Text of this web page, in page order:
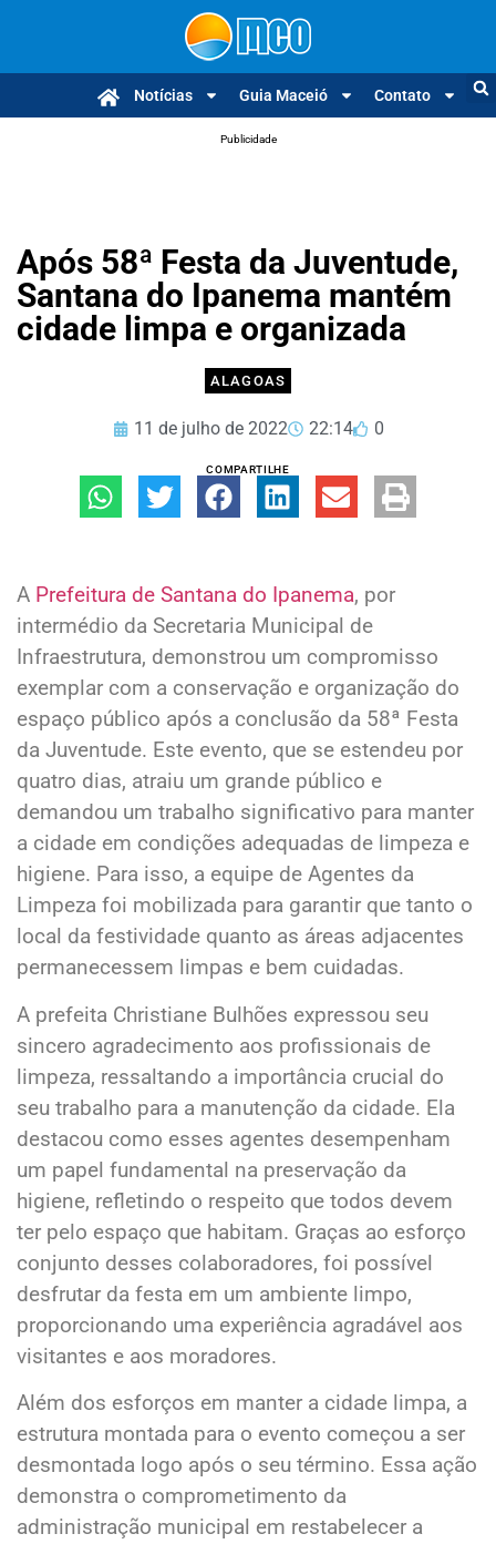
Notícias Guia Maceió Contato
Publicidade
Após 58ª Festa da Juventude,
Santana do Ipanema mantém
cidade limpa e organizada
ALAGOAS
11 de julho de 2022 22:14 0
COMPARTILHE
A Prefeitura de Santana do Ipanema, por
intermédio da Secretaria Municipal de
Infraestrutura, demonstrou um compromisso
exemplar com a conservação e organização do
espaço público após a conclusão da 58ª Festa
da Juventude. Este evento, que se estendeu por
quatro dias, atraiu um grande público e
demandou um trabalho significativo para manter
a cidade em condições adequadas de limpeza e
higiene. Para isso, a equipe de Agentes da
Limpeza foi mobilizada para garantir que tanto o
local da festividade quanto as áreas adjacentes
permanecessem limpas e bem cuidadas.
A prefeita Christiane Bulhões expressou seu
sincero agradecimento aos profissionais de
limpeza, ressaltando a importância crucial do
seu trabalho para a manutenção da cidade. Ela
destacou como esses agentes desempenham
um papel fundamental na preservação da
higiene, refletindo o respeito que todos devem
ter pelo espaço que habitam. Graças ao esforço
conjunto desses colaboradores, foi possível
desfrutar da festa em um ambiente limpo,
proporcionando uma experiência agradável aos
visitantes e aos moradores.
Além dos esforços em manter a cidade limpa, a
estrutura montada para o evento começou a ser
desmontada logo após o seu término. Essa ação
demonstra o comprometimento da
administração municipal em restabelecer a